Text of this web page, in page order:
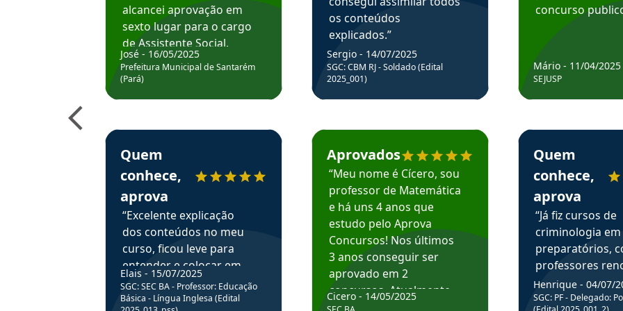
alcancei aprovação em
sexto lugar para o cargo
de Assistente Social.
Hoje estou atuando na
Prefeitura de Santarém.
José - 16/05/2025
Prefeitura Municipal de Santarém
(Pará)
Estudante Elais recomenda o Aprova Concursos em depoimento
Quem
conhece,
aprova
“Excelente explicação
dos conteúdos no meu
curso, ficou leve para
entender e colocar em
prática através da
resolução de questões.”
Elais - 15/07/2025
SGC: SEC BA - Professor: Educação
Básica - Língua Inglesa (Edital
os conteúdos
explicados.”
Sergio - 14/07/2025
SGC: CBM RJ - Soldado (Edital
2025_001)
Estudante Cicero recomenda o Aprova Concursos em depoimento
Aprovados
“Meu nome é Cícero, sou
professor de Matemática
e há uns 4 anos que
estudo pelo Aprova
Concursos! Nos últimos
3 anos conseguir ser
aprovado em 2
concursos. Atualmente,
estou atuando como
Cicero - 14/05/2025
concurso
Mário - 11/04/2025
SEJUSP
Estudante Henrique
Quem
conhece,
aprova
“Já fiz cursos de
criminologia em
preparatórios,
professores
fiz curso em pós
graduação.
Henrique - 04/07/
SGC: PF - Delegado: